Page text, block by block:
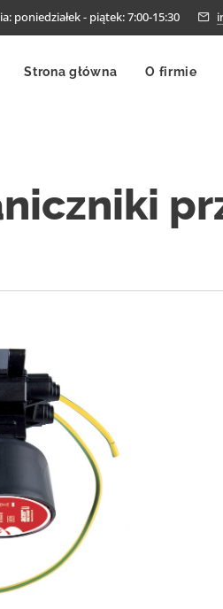
poniedziałek - piątek: 7:00-15:30
Strona główna O firmie